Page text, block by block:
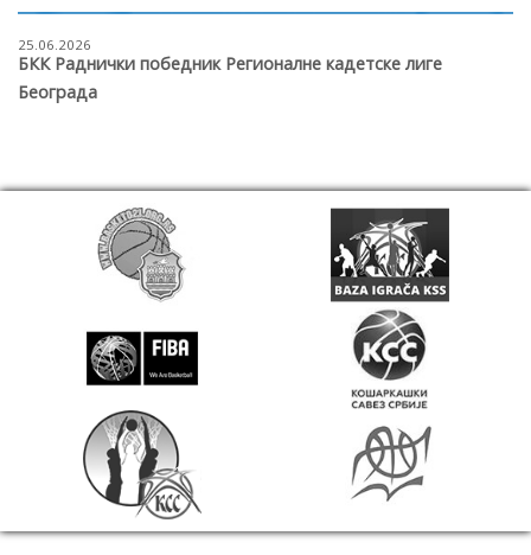
25.06.2026
БКК Раднички победник Регионалне кадетске лиге
Београда